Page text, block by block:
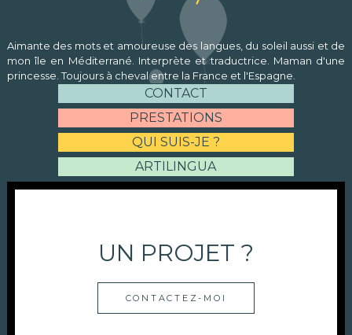
Aimante des mots et amoureuse des langues, du soleil aussi et de
mon île en Méditerrané. Interprète et traductrice. Maman d'une
princesse. Toujours à cheval entre la France et l'Espagne.
CONTACT
PRESTATIONS
QUI SUIS-JE ?
ARTILINGUA
UN PROJET ?
CONTACTEZ-MOI